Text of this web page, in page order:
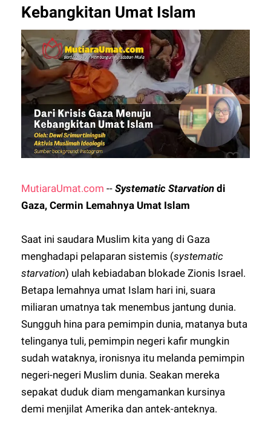
Kebangkitan Umat Islam
MutiaraUmat.com --Systematic Starvation di
Gaza, Cermin Lemahnya Umat Islam
Saat ini saudara Muslim kita yang di Gaza
menghadapi pelaparan sistemis (systematic
starvation) ulah kebiadaban blokade Zionis Israel.
Betapa lemahnya umat Islam hari ini, suara
miliaran umatnya tak menembus jantung dunia.
Sungguh hina para pemimpin dunia, matanya buta
telinganya tuli, pemimpin negeri kafir mungkin
sudah wataknya, ironisnya itu melanda pemimpin
negeri-negeri Muslim dunia. Seakan mereka
sepakat duduk diam mengamankan kursinya
demi menjilat Amerika dan antek-anteknya.